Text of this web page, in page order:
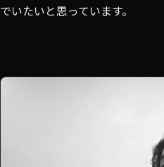
でいたいと思っています。